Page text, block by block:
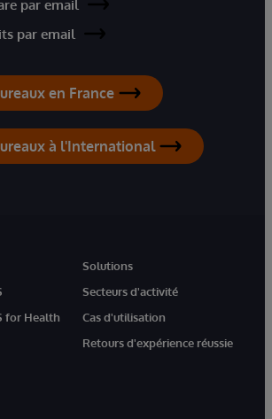
par email
par email
en France
à l'International
for Health
Solutions
Secteurs d'activité
Cas d'utilisation
Retours d'expérience réussie